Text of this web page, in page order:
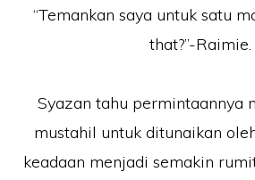
“Temankan saya untuk satu
that?”-Raimie.
Syazan tahu permintaannya
mustahil untuk ditunaikan
keadaan menjadi semakin